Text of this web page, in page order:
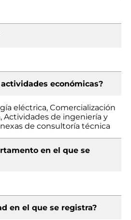
económicas?
eléctrica, Comercialización
Actividades de ingeniería y
de consultoría técnica
en el que se
en el que se registra?